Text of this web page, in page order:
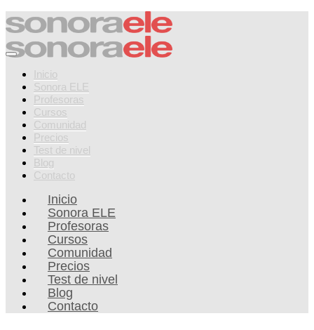
Inicio
Sonora ELE
Profesoras
Cursos
Comunidad
Precios
Test de nivel
Blog
Contacto
Inicio
Sonora ELE
Profesoras
Cursos
Comunidad
Precios
Test de nivel
Blog
Contacto